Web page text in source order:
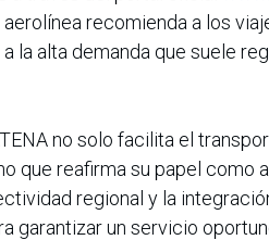
recomienda a los
la alta demanda que suele
no solo facilita el
que reafirma su papel como
regional y la
garantizar un servicio